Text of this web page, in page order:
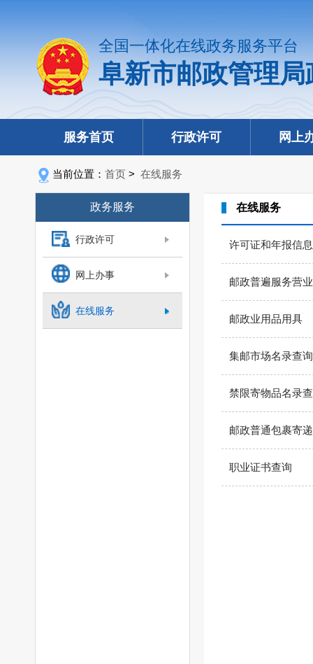
全国一体化在线政务服务平台
阜新市邮政管理
服务首页 行政许可 网上
当前位置： 首页 > 在线服务
政务服务
行政许可
网上办事
在线服务
在线服务
许可证和年报信
邮政普遍服务营
邮政业用品用具
集邮市场名录查询
禁限寄物品名录
邮政普通包裹寄
职业证书查询